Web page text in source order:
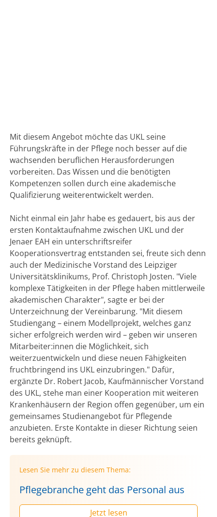
Mit diesem Angebot möchte das UKL seine
Führungskräfte in der Pflege noch besser auf die
wachsenden beruflichen Herausforderungen
vorbereiten. Das Wissen und die benötigten
Kompetenzen sollen durch eine akademische
Qualifizierung weiterentwickelt werden.
Nicht einmal ein Jahr habe es gedauert, bis aus der
ersten Kontaktaufnahme zwischen UKL und der
Jenaer EAH ein unterschriftsreifer
Kooperationsvertrag entstanden sei, freute sich denn
auch der Medizinische Vorstand des Leipziger
Universitätsklinikums, Prof. Christoph Josten. "Viele
komplexe Tätigkeiten in der Pflege haben mittlerweile
akademischen Charakter", sagte er bei der
Unterzeichnung der Vereinbarung. "Mit diesem
Studiengang – einem Modellprojekt, welches ganz
sicher erfolgreich werden wird – geben wir unseren
Mitarbeiter:innen die Möglichkeit, sich
weiterzuentwickeln und diese neuen Fähigkeiten
fruchtbringend ins UKL einzubringen." Dafür,
ergänzte Dr. Robert Jacob, Kaufmännischer Vorstand
des UKL, stehe man einer Kooperation mit weiteren
Krankenhäusern der Region offen gegenüber, um ein
gemeinsames Studienangebot für Pflegende
anzubieten. Erste Kontakte in dieser Richtung seien
bereits geknüpft.
Lesen Sie mehr zu diesem Thema:
Pflegebranche geht das Personal aus
Jetzt lesen